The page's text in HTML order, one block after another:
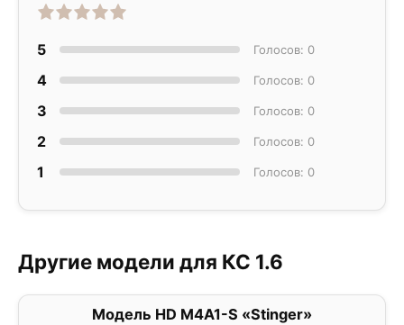
5 Голосов: 0
4 Голосов: 0
3 Голосов: 0
2 Голосов: 0
1 Голосов: 0
Другие модели для КС 1.6
Модель HD M4A1-S «Stinger»